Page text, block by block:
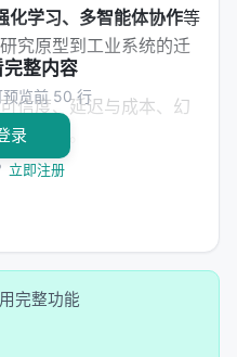
化学习、多智能体协作等
究原型到工业系统的迁
信度、延迟与成本、幻
扩展等。
点 | 局限 | |------|------
范式 | 判别式检索 / 生
、DSI、GPT 索引 | 成
本 | | LLM 集成 | RAG
、搜索代理、API 调用
整内容
预览前 50 行
录
立即注册
完整功能